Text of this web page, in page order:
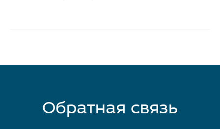
Обратная связь